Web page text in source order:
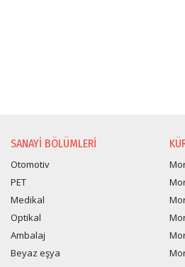
SANAYI BÖLÜMLERI
Otomotiv
PET
Medikal
Optikal
Ambalaj
Beyaz eşya